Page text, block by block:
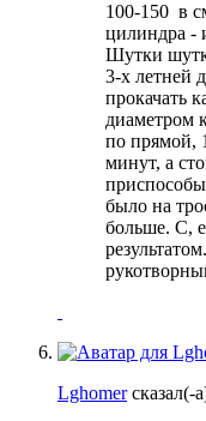
100-150 в
цилиндра -
Шутки
3-х летней
прокачать
диаметром
по прямой,
минут, а
было на
больше. С,
Lghomerсказал(-